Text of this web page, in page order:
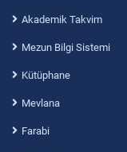
Akademik Takvim
Mezun Bilgi Sistemi
Kütüphane
Mevlana
Farabi